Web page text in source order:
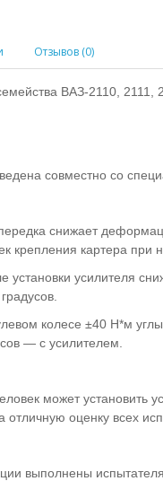
Отзывов (0)
ВАЗ-2110, 2111,
совместно со
снижает
крепления картера при
усилителя
колесе ±40 Н*м
— с усилителем.
может установить
отличную оценку всех
выполнены